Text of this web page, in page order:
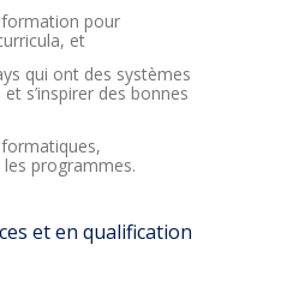
formation pour
et
qui ont des systèmes
s’inspirer des bonnes
programmes.
et en qualification